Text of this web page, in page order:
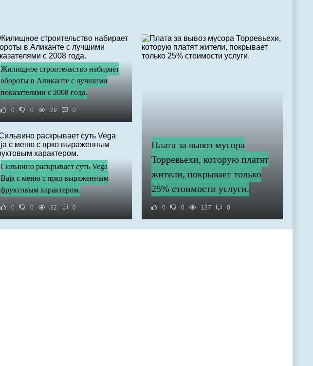
Жилищное строительство набирает
обороты в Аликанте с лучшими
показателями с 2008 года.
0 0 29 0
Плата за вывоз мусора
Торревьехи, которую платят
жители, покрывает только
25% стоимости услуги.
0 0 137 0
Сильвино раскрывает суть Vega
Baja с меню с ярко выраженным
фруктовым характером.
0 0 32 0